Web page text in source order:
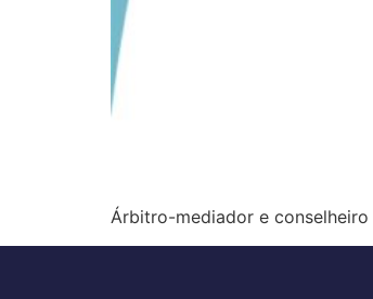
Árbitro-mediador e conselheiro